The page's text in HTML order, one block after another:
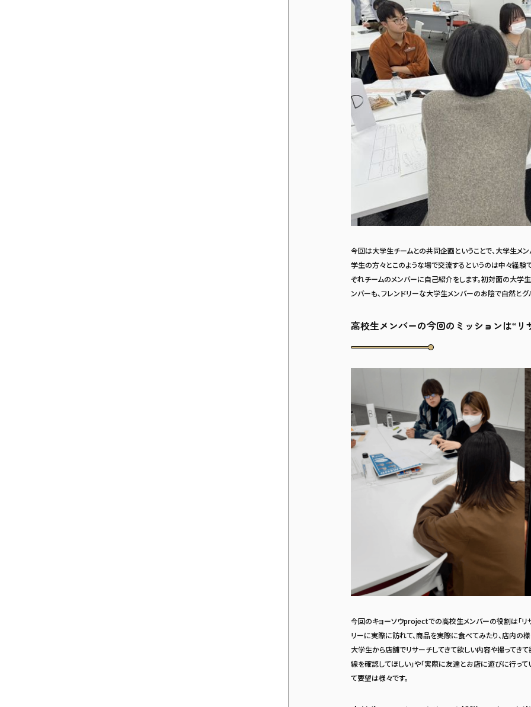
今回は大学生チームとの共同企画ということで、大学生メ
学生の方々とこのような場で交流するというのは中々経験
ぞれチームのメンバーに自己紹介をします。初対面の大学
ンバーも、フレンドリーな大学生メンバーのお陰で自然と
高校生メンバーの今回のミッションは“リ
今回のキョーソウprojectでの高校生メンバーの役割は「リ
リーに実際に訪れて、商品を実際に食べてみたり、店内の
大学生から店舗でリサーチしてきて欲しい内容や撮ってき
線を確認してほしい」や「実際に友達とお店に遊びに行っ
て要望は様々です。